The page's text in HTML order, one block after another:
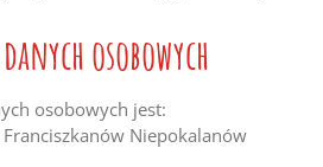
osobowych
osobowych jest:
Niepokalanów